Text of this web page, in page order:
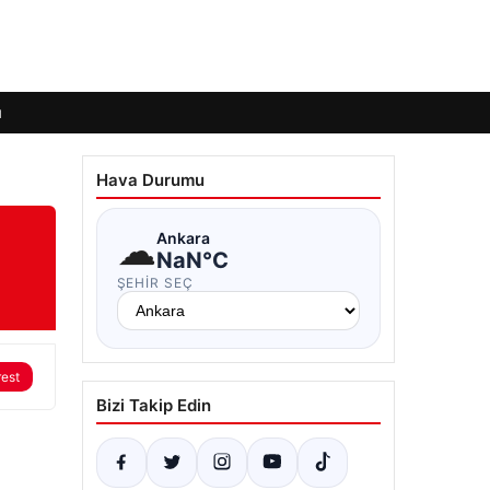
Hava Durumu
☁Ankara
NaN°C
ŞEHIR SEÇ
Bizi Takip Edin